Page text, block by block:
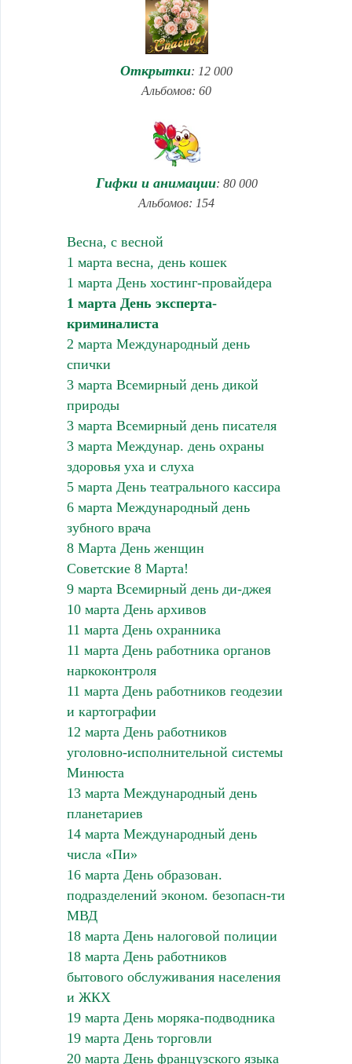
Открытки: 12 000
Альбомов: 60
Гифки и анимации: 80 000
Альбомов: 154
Весна, с весной
1 марта весна, день кошек
1 марта День хостинг-провайдера
1 марта День эксперта-
криминалиста
2 марта Международный день
спички
3 марта Всемирный день дикой
природы
3 марта Всемирный день писателя
3 марта Междунар. день охраны
здоровья уха и слуха
5 марта День театрального кассира
6 марта Международный день
зубного врача
8 Марта День женщин
Советские 8 Марта!
9 марта Всемирный день ди-джея
10 марта День архивов
11 марта День охранника
11 марта День работника органов
наркоконтроля
11 марта День работников геодезии
и картографии
12 марта День работников
уголовно-исполнительной системы
Минюста
13 марта Международный день
планетариев
14 марта Международный день
числа «Пи»
16 марта День образован.
подразделений эконом. безопасн-ти
МВД
18 марта День налоговой полиции
18 марта День работников
бытового обслуживания населения
и ЖКХ
19 марта День моряка-подводника
19 марта День торговли
20 марта День французского языка